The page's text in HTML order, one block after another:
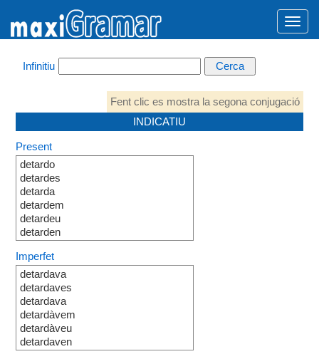
Infinitiu
Fent clic es mostra la segona conjugació
INDICATIU
Present
detardo
detardes
detarda
detardem
detardeu
detarden
Imperfet
detardava
detardaves
detardava
detardàvem
detardàveu
detardaven